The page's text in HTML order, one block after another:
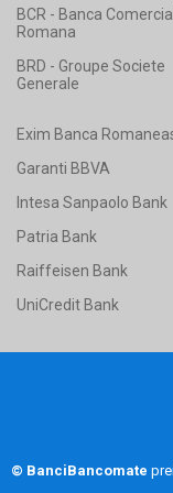
BCR - Banca
Romana
BRD - Groupe Societe
Generale
Exim Banca
Garanti BBVA
Intesa Sanpaolo Bank
Patria Bank
Raiffeisen Bank
UniCredit Bank
© BanciBancomate